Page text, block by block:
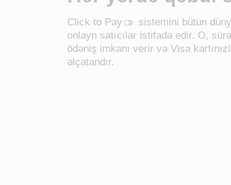
Click to Pay
sistemini bütün
onlayn satıcılar istifadə edir. O,
ödəniş imkanı verir və Visa
əlçatandır.